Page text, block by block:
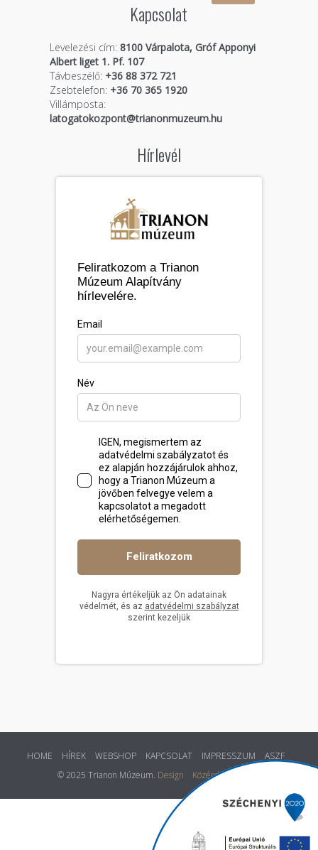
Kapcsolat
Levelezési cím: 8100 Várpalota, Gróf Apponyi
Albert liget 1. Pf. 107
Távbeszélő:+36 88 372 721
Zsebtelefon:+36 70 365 1920
Villámposta:
latogatokozpont@trianonmuzeum.hu
Hírlevél
HOME HÍREK WEBSHOP KAPCSOLAT IMPRESSZUM
ASZF
© 2025 Trianon Múzeum. Design Közérdekű adatok